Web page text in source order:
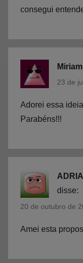
consegui
23 de
Adorei essa
Parabéns!!!
disse:
20 de outubro de
Amei esta